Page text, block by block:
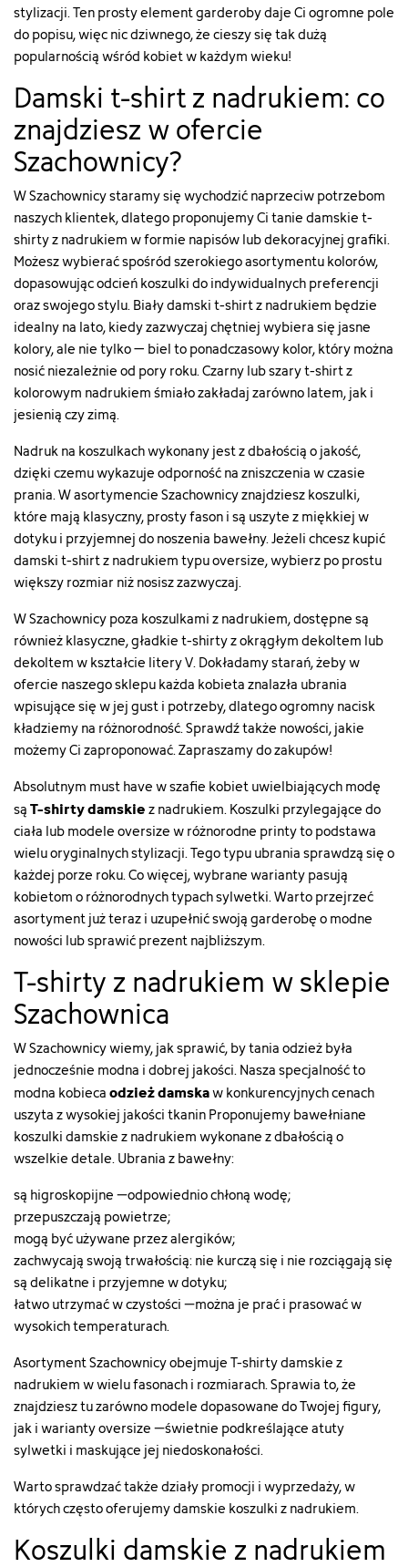
["type"]=>
string(5)
"color"
string(7)
"#FFFFFF"
}
kolor-
bialy/28-
rozmiar-
["type"]=>
string(5)
"color"
"#FFFFFF"
}
stylizacji. Ten prosty element garderoby daje Ci ogromne pole
do popisu, więc nic dziwnego, że cieszy się tak dużą
popularnością wśród kobiet w każdym wieku!
Damski t-shirt z nadrukiem: co
znajdziesz w ofercie
Szachownicy?
W Szachownicy staramy się wychodzić naprzeciw potrzebom
naszych klientek, dlatego proponujemy Ci taniedamskie t-
shirtyz nadrukiem w formie napisów lub dekoracyjnej grafiki.
Możesz wybierać spośród szerokiego asortymentu kolorów,
dopasowując odcień koszulki do indywidualnych preferencji
oraz swojego stylu. Biały damski t-shirt z nadrukiem będzie
idealny na lato, kiedy zazwyczaj chętniej wybiera się jasne
kolory, ale nie tylko – biel to ponadczasowy kolor, który można
nosić niezależnie od pory roku. Czarny lub szary t-shirt z
kolorowym nadrukiem śmiało zakładaj zarówno latem, jak i
jesienią czy zimą.
Nadruk na koszulkach wykonany jest z dbałością o jakość,
dzięki czemu wykazuje odporność na zniszczenia w czasie
prania. W asortymencie Szachownicy znajdziesz koszulki,
które mają klasyczny, prosty fason i są uszyte z miękkiej w
dotyku i przyjemnej do noszenia bawełny. Jeżeli chcesz kupić
damski t-shirt z nadrukiem typu oversize, wybierz po prostu
większy rozmiar niż nosisz zazwyczaj.
W Szachownicy poza koszulkami z nadrukiem, dostępne są
również klasyczne, gładkie t-shirty z okrągłym dekoltem lub
dekoltem w kształcie litery V. Dokładamy starań, żeby w
ofercie naszego sklepu każda kobieta znalazła ubrania
wpisujące się w jej gust i potrzeby, dlatego ogromny nacisk
kładziemy na różnorodność. Sprawdź także nowości, jakie
możemy Ci zaproponować. Zapraszamy do zakupów!
Absolutnym must have w szafie kobiet uwielbiających modę
sąT-shirty damskiez nadrukiem. Koszulki przylegające do
ciała lub modele oversize w różnorodne printy to podstawa
wielu oryginalnych stylizacji. Tego typu ubrania sprawdzą się o
każdej porze roku. Co więcej, wybrane warianty pasują
kobietom o różnorodnych typach sylwetki. Warto przejrzeć
asortyment już teraz i uzupełnić swoją garderobę o modne
nowości lub sprawić prezent najbliższym.
T-shirty z nadrukiem w sklepie
Szachownica
W Szachownicy wiemy, jak sprawić, by tania odzież była
jednocześnie modna i dobrej jakości. Nasza specjalność to
modna kobiecaodzież damskaw konkurencyjnych cenach
uszyta z wysokiej jakości tkanin Proponujemy bawełniane
koszulki damskie z nadrukiem wykonane z dbałością o
wszelkie detale. Ubrania z bawełny:
są higroskopijne ‒ odpowiednio chłoną wodę;
przepuszczają powietrze;
mogą być używane przez alergików;
zachwycają swoją trwałością: nie kurczą się i nie rozciągają się
są delikatne i przyjemne w dotyku;
łatwo utrzymać w czystości ‒ można je prać i prasować w
wysokich temperaturach.
Asortyment Szachownicy obejmuje T-shirty damskie z
nadrukiem w wielu fasonach i rozmiarach. Sprawia to, że
znajdziesz tu zarówno modele dopasowane do Twojej figury,
jak i warianty oversize ‒ świetnie podkreślające atuty
sylwetki i maskujące jej niedoskonałości.
Warto sprawdzać także działy promocji i wyprzedaży, w
których często oferujemy damskie koszulki z nadrukiem.
Koszulki damskie z nadrukiem